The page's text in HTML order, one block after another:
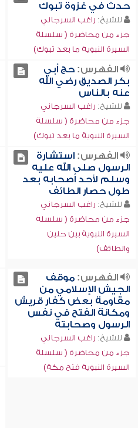
حدث في غزوة تبوك
للشيخ: راغب السرجاني
جزء من محاضرة ( سلسلة
السيرة النبوية ما بعد تبوك)
الفهرس:حج أبي
بكر الصديق رضي الله
عنه بالناس
للشيخ: راغب السرجاني
جزء من محاضرة ( سلسلة
السيرة النبوية ما بعد تبوك)
الفهرس:استشارة
الرسول صلى الله عليه
وسلم لأحد أصحابه بعد
طول حصار الطائف
للشيخ: راغب السرجاني
جزء من محاضرة ( سلسلة
السيرة النبوية بين حنين
والطائف)
الفهرس:موقف
الجيش الإسلامي من
مقاومة بعض كفار قريش
ومكانة الفتح في نفس
الرسول وصحابته
للشيخ: راغب السرجاني
جزء من محاضرة ( سلسلة
السيرة النبوية فتح مكة)